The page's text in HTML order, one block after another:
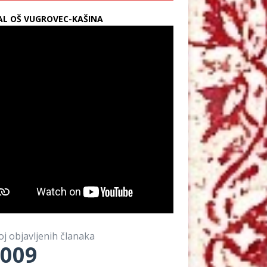
OŠ VUGROVEC-KAŠINA
objavljenih članaka